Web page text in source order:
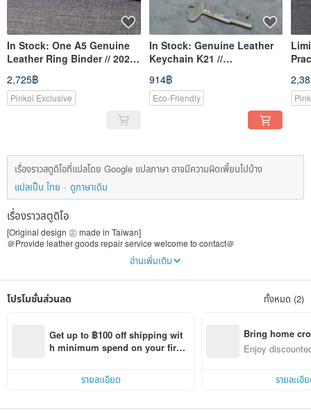
In Stock: One A5 Genuine
Leather Ring Binder // 2026
Planner
2,725฿
Pinkoi Exclusive
In Stock: Genuine Leather
Keychain K21 //
Housewarming Gift
914฿
Eco-Friendly
เรื่องราวสตูดิโอที่แปลโดย Google แปลภาษา อาจมีความผิดเพี้ยนไปบ้าง
แปลเป็น ไทย
ดูภาษาเดิม
เรื่องราวสตูดิโอ
[Original design ㊣ made in Taiwan]
＠Provide leather goods repair service welcome to contact＠
Free consultation for old skin beauty, stitches falling off, metal damage, and
minor unexplained miscellaneous diseases
Oman has spanned from graphic design to leather product design and
Try to create simplicity that is not simple in multiple styles
Order from a single consumer and company in large quantities, and
individually design and customize the process, gaining countless rich
From design and production to the planning and arrangement of mass
อ่านเพิ่มเติม
โปรโมชั่นส่วนลด ทั้งหมด (2)
Get up to ฿100 off shipping wit
h minimum spend on your first
รายละเอียด
Bring home
n with ease
Enjoy
รายละเอี